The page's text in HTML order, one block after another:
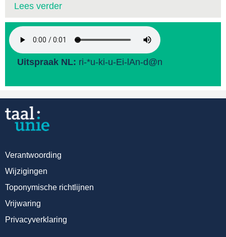
Lees verder
Uitspraak NL: ri-*u-ki-u-Ei-lAn-d@n
Verantwoording
Wijzigingen
Toponymische richtlijnen
Vrijwaring
Privacyverklaring